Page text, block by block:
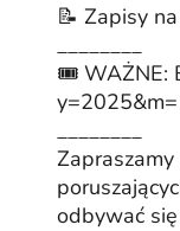
📝 Zapisy
________
🎟️ WAŻNE:
________
odbywać